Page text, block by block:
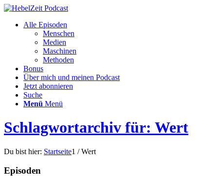
Alle Episoden
Menschen
Medien
Maschinen
Methoden
Bonus
Über mich und meinen Podcast
Jetzt abonnieren
Suche
Menü Menü
Schlagwortarchiv für: Wert
Du bist hier: Startseite1 / Wert
Episoden